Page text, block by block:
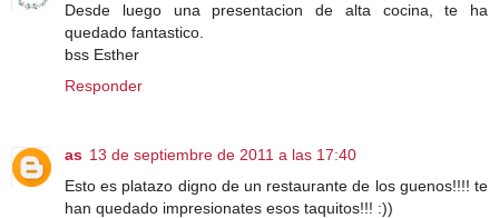
Desde luego una presentacion de alta cocina, te ha
quedado fantastico.
bss Esther
Responder
as 13 de septiembre de 2011 a las 17:40
Esto es platazo digno de un restaurante de los guenos!!!! te
han quedado impresionates esos taquitos!!! :))